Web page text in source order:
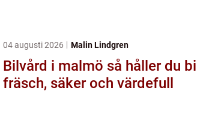
04 augusti 2026 Malin Lindgren
Bilvård i malmö så håller du bilen
fräsch, säker och värdefull